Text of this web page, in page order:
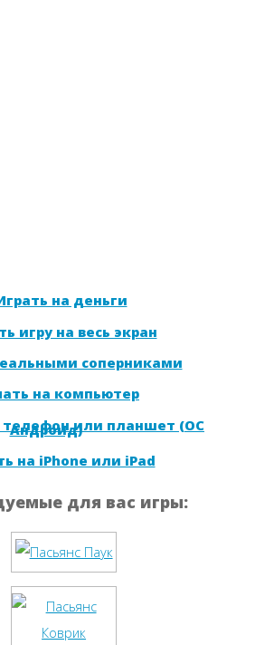
на деньги
игру на весь экран
соперниками
на компьютер
телефон или планшет (ОС
Андроид)
на iPhone или iPad
для вас игры: